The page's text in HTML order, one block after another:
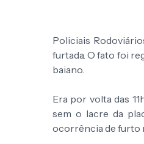
Policiais
furtada. O fato foi
baiano.
Era por volta das
sem o lacre da
ocorrência de furto